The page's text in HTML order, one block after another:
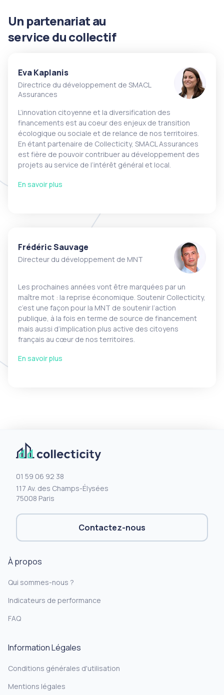
Un partenariat au
service du collectif
Eva Kaplanis
Directrice du développement de SMACL
Assurances
L’innovation citoyenne et la diversification des
financements est au coeur des enjeux de transition
écologique ou sociale et de relance de nos territoires.
En étant partenaire de Collecticity, SMACL Assurances
est fière de pouvoir contribuer au développement des
projets au service de l’intérêt général et local.
En savoir plus
Frédéric Sauvage
Directeur du développement de MNT
Les prochaines années vont être marquées par un
maître mot : la reprise économique. Soutenir Collecticity,
c’est une façon pour la MNT de soutenir l’action
publique, à la fois en terme de source de financement
mais aussi d’implication plus active des citoyens
français au cœur de nos territoires.
En savoir plus
01 59 06 92 38
117 Av. des Champs-Élysées
75008 Paris
Contactez-nous
À propos
Qui sommes-nous ?
Indicateurs de performance
FAQ
Information Légales
Conditions générales d'utilisation
Mentions légales